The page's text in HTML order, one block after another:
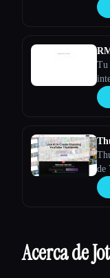
Tu
de
Acerca de Jot